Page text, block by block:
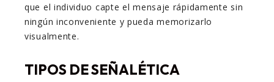
que el individuo capte el mensaje rápidamente sin
ningún inconveniente y pueda memorizarlo
visualmente.
TIPOS DE SEÑALÉTICA